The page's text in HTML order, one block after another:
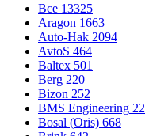
Все 13325
Aragon 1663
Auto-Hak 2094
AvtoS 464
Baltex 501
Berg 220
Bizon 252
BMS Engineering 22
Bosal (Oris) 668